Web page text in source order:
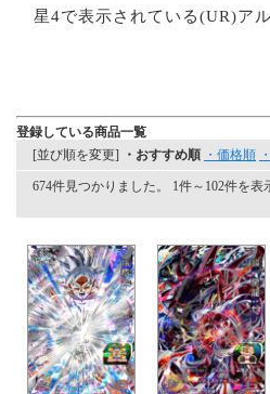
星4で表示されている(UR)ア
登録している商品一覧
[並び順を変更]
・おすすめ順 ・価格順
674件見つかりました。 1件～102件を表